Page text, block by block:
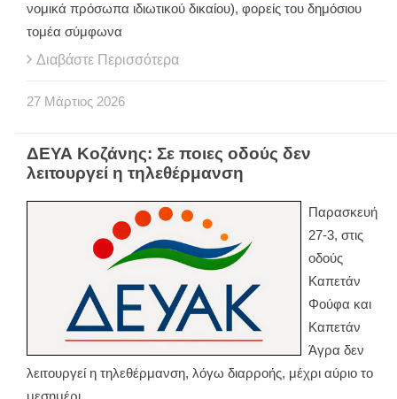
νομικά πρόσωπα ιδιωτικού δικαίου), φορείς του δημόσιου
τομέα σύμφωνα
Διαβάστε Περισσότερα
27 Μάρτιος 2026
ΔΕΥΑ Κοζάνης: Σε ποιες οδούς δεν
λειτουργεί η τηλεθέρμανση
Παρασκευή
27-3, στις
οδούς
Καπετάν
Φούφα και
Καπετάν
Άγρα δεν
λειτουργεί η τηλεθέρμανση, λόγω διαρροής, μέχρι αύριο το
μεσημέρι.